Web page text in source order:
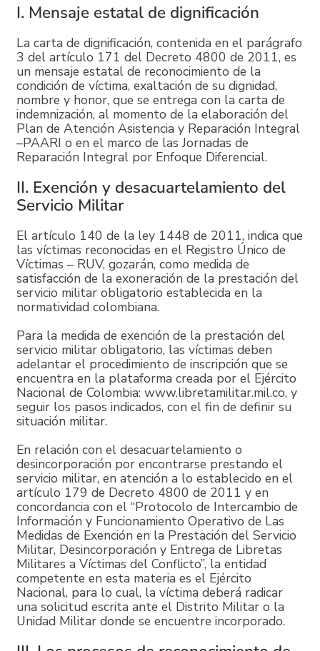
I. Mensaje estatal de dignificación
La carta de dignificación, contenida en el parágrafo
3 del artículo 171 del Decreto 4800 de 2011, es
un mensaje estatal de reconocimiento de la
condición de víctima, exaltación de su dignidad,
nombre y honor, que se entrega con la carta de
indemnización, al momento de la elaboración del
Plan de Atención Asistencia y Reparación Integral
–PAARI o en el marco de las Jornadas de
Reparación Integral por Enfoque Diferencial.
II. Exención y desacuartelamiento del
Servicio Militar
El artículo 140 de la ley 1448 de 2011, indica que
las víctimas reconocidas en el Registro Único de
Víctimas – RUV, gozarán, como medida de
satisfacción de la exoneración de la prestación del
servicio militar obligatorio establecida en la
normatividad colombiana.
Para la medida de exención de la prestación del
servicio militar obligatorio, las víctimas deben
adelantar el procedimiento de inscripción que se
encuentra en la plataforma creada por el Ejército
Nacional de Colombia: www.libretamilitar.mil.co, y
seguir los pasos indicados, con el fin de definir su
situación militar.
En relación con el desacuartelamiento o
desincorporación por encontrarse prestando el
servicio militar, en atención a lo establecido en el
artículo 179 de Decreto 4800 de 2011 y en
concordancia con el “Protocolo de Intercambio de
Información y Funcionamiento Operativo de Las
Medidas de Exención en la Prestación del Servicio
Militar, Desincorporación y Entrega de Libretas
Militares a Víctimas del Conflicto”, la entidad
competente en esta materia es el Ejército
Nacional, para lo cual, la víctima deberá radicar
una solicitud escrita ante el Distrito Militar o la
Unidad Militar donde se encuentre incorporado.